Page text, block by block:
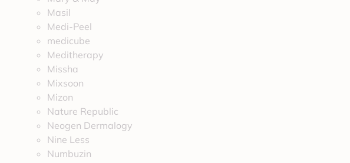
Masil
Medi-Peel
medicube
Meditherapy
Missha
Mixsoon
Mizon
Nature Republic
Neogen Dermalogy
Nine Less
Numbuzin